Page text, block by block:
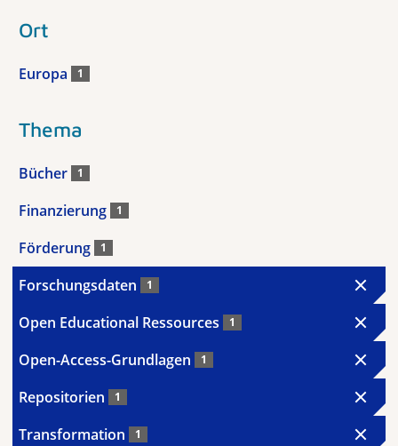
Ort
Europa 1
Thema
Bücher 1
Finanzierung 1
Förderung 1
Forschungsdaten 1
Open Educational Ressources 1
Open-Access-Grundlagen 1
Repositorien 1
Transformation 1